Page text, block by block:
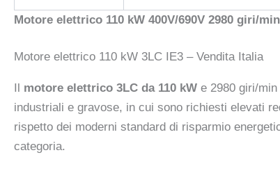
Motore elettrico 110 kW 400V/690V 2980 giri/
Motore elettrico 110 kW 3LC IE3 – Vendita Italia
motore elettrico 3LC da 110 kW e 2980 giri/
industriali e gravose, in cui sono richiesti elevati
rispetto dei moderni standard di risparmio
categoria.